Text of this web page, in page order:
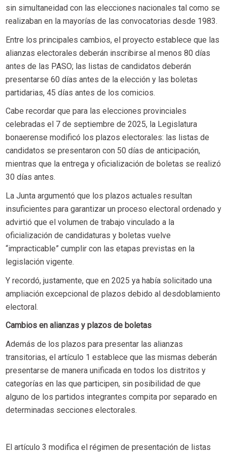
sin simultaneidad con las elecciones nacionales tal como se
realizaban en la mayorías de las convocatorias desde 1983.
Entre los principales cambios, el proyecto establece que las
alianzas electorales deberán inscribirse al menos 80 días
antes de las PASO; las listas de candidatos deberán
presentarse 60 días antes de la elección y las boletas
partidarias, 45 días antes de los comicios.
Cabe recordar que para las elecciones provinciales
celebradas el 7 de septiembre de 2025, la Legislatura
bonaerense modificó los plazos electorales: las listas de
candidatos se presentaron con 50 días de anticipación,
mientras que la entrega y oficialización de boletas se realizó
30 días antes.
La Junta argumentó que los plazos actuales resultan
insuficientes para garantizar un proceso electoral ordenado y
advirtió que el volumen de trabajo vinculado a la
oficialización de candidaturas y boletas vuelve
“impracticable” cumplir con las etapas previstas en la
legislación vigente.
Y recordó, justamente, que en 2025 ya había solicitado una
ampliación excepcional de plazos debido al desdoblamiento
electoral.
Cambios en alianzas y plazos de boletas
Además de los plazos para presentar las alianzas
transitorias, el artículo 1 establece que las mismas deberán
presentarse de manera unificada en todos los distritos y
categorías en las que participen, sin posibilidad de que
alguno de los partidos integrantes compita por separado en
determinadas secciones electorales.
El artículo 3 modifica el régimen de presentación de listas